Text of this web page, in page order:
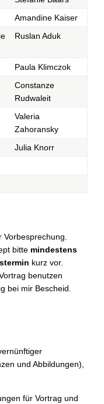
Amandine Kaiser
Ruslan Aduk
Paula Klimczok
Constanze
Rudwaleit
Valeria
Zahoransky
Julia Knorr
bitte mindestens
kurz vor.
benutzen
bei mir Bescheid.
und Abbildungen),
für Vortrag und